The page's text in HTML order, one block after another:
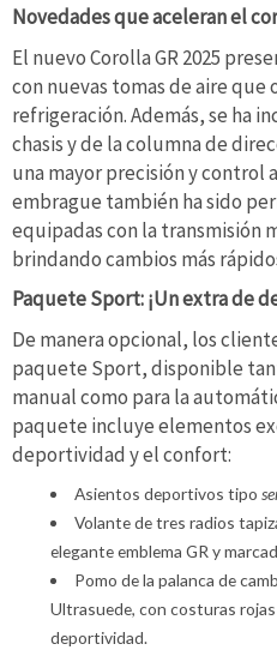
Novedades que aceleran el
El nuevo Corolla GR 2025
con nuevas tomas de aire
refrigeración. Además, se ha
chasis y de la columna de
una mayor precisión y control
embrague también ha sido
equipadas con la transmisión
brindando cambios más
Paquete Sport: ¡Un extra de
De manera opcional, los
paquete Sport, disponible
manual como para la
paquete incluye elementos
deportividad y el confort:
Asientos deportivos tipo
Volante de tres radios
elegante emblema GR y
Pomo de la palanca de
Ultrasuede, con costuras
deportividad.